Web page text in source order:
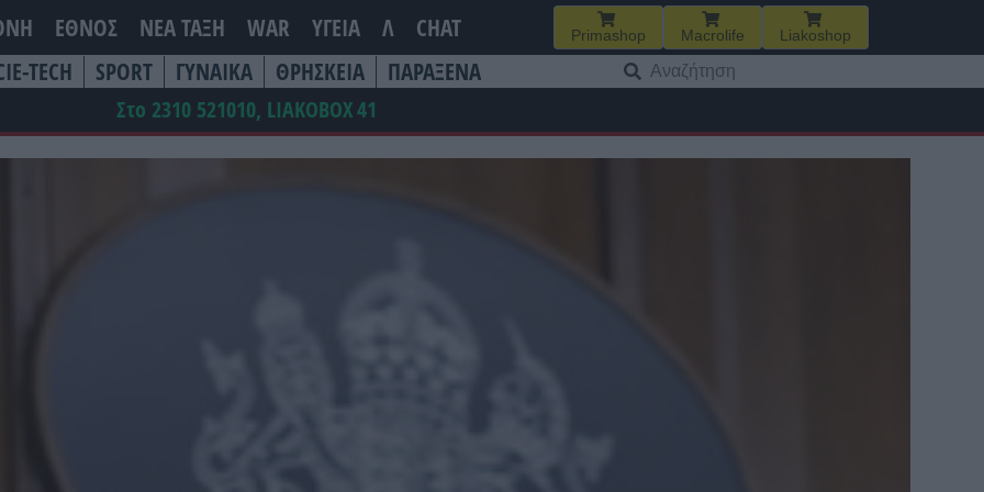
ΕΘΝΟΣ ΝΕΑ ΤΆΞΗ WAR ΥΓΕΙΑ Λ CHAT Primashop Macrolife Liakoshop
TECH SPORT ΓΥΝΑΙΚΑ ΘΡΗΣΚΕΙΑ ΠΑΡΑΞΕΝΑ
για:
Στο 2310 521010, LIAKOBOX41